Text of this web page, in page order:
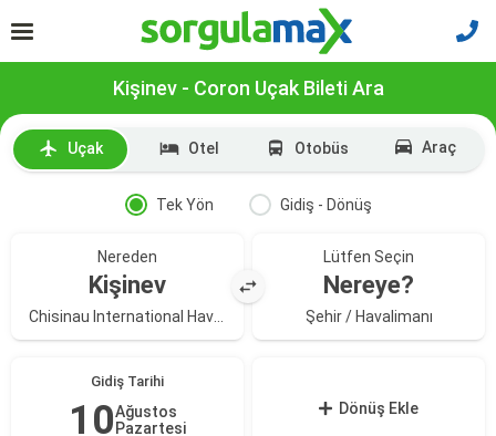
Kişinev - Coron Uçak Bileti Ara
Uçak Otel Otobüs Araç
Tek Yön Gidiş - Dönüş
Nereden
Kişinev
Lütfen Seçin
Nereye?
Şehir / Havalimanı
Gidiş Tarihi
10Ağustos
Pazartesi
Dönüş Ekle